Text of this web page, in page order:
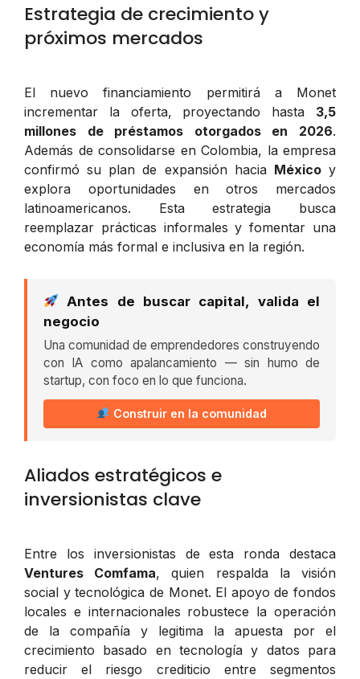
Estrategia de crecimiento y
próximos mercados
El nuevo financiamiento permitirá a Monet
incrementar la oferta, proyectando hasta 3,5
millones de préstamos otorgados en 2026.
Además de consolidarse en Colombia, la empresa
confirmó su plan de expansión hacia Méxicoy
explora oportunidades en otros mercados
latinoamericanos. Esta estrategia busca
reemplazar prácticas informales y fomentar una
economía más formal e inclusiva en la región.
Antes de buscar capital, valida el
negocio
Una comunidad de emprendedores construyendo
con IA como apalancamiento — sin humo de
startup, con foco en lo que funciona.
Construir en la comunidad
Aliados estratégicos e
inversionistas clave
Entre los inversionistas de esta ronda destaca
Ventures Comfama, quien respalda la visión
social y tecnológica de Monet. El apoyo de fondos
locales e internacionales robustece la operación
de la compañía y legitima la apuesta por el
crecimiento basado en tecnología y datos para
reducir el riesgo crediticio entre segmentos